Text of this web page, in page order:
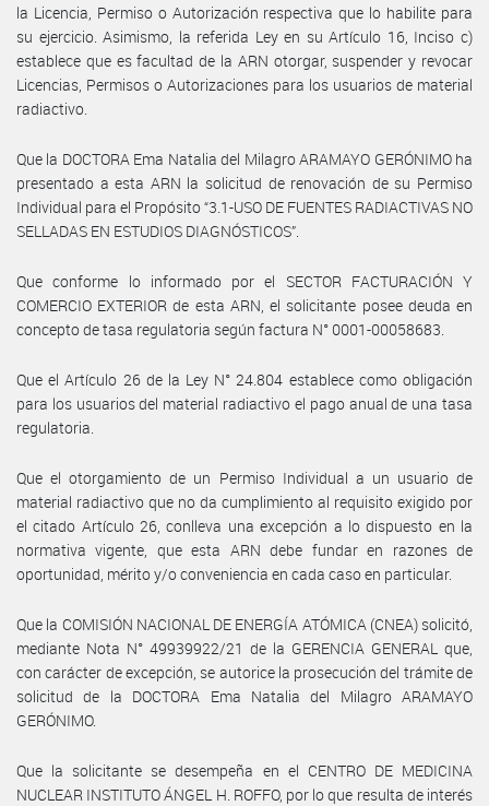
la Licencia, Permiso o Autorización respectiva que lo habilite para
su ejercicio. Asimismo, la referida Ley en su Artículo 16, Inciso c)
establece que es facultad de la ARN otorgar, suspender y revocar
Licencias, Permisos o Autorizaciones para los usuarios de material
radiactivo.
Que la DOCTORA Ema Natalia del Milagro ARAMAYO GERÓNIMO ha
presentado a esta ARN la solicitud de renovación de su Permiso
Individual para el Propósito “3.1-USO DE FUENTES RADIACTIVAS NO
SELLADAS EN ESTUDIOS DIAGNÓSTICOS”.
Que conforme lo informado por el SECTOR FACTURACIÓN Y
COMERCIO EXTERIOR de esta ARN, el solicitante posee deuda en
concepto de tasa regulatoria según factura N° 0001-00058683.
Que el Artículo 26 de la Ley N° 24.804 establece como obligación
para los usuarios del material radiactivo el pago anual de una tasa
regulatoria.
Que el otorgamiento de un Permiso Individual a un usuario de
material radiactivo que no da cumplimiento al requisito exigido por
el citado Artículo 26, conlleva una excepción a lo dispuesto en la
normativa vigente, que esta ARN debe fundar en razones de
oportunidad, mérito y/o conveniencia en cada caso en particular.
Que la COMISIÓN NACIONAL DE ENERGÍA ATÓMICA (CNEA) solicitó,
mediante Nota N° 49939922/21 de la GERENCIA GENERAL que,
con carácter de excepción, se autorice la prosecución del trámite de
solicitud de la DOCTORA Ema Natalia del Milagro ARAMAYO
GERÓNIMO.
Que la solicitante se desempeña en el CENTRO DE MEDICINA
NUCLEAR INSTITUTO ÁNGEL H. ROFFO, por lo que resulta de interés